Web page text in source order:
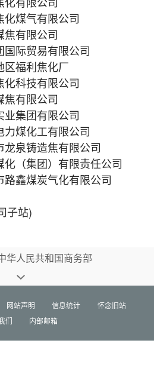
煤气有限公司
有限公司
际贸易有限公司
福利焦化厂
科技有限公司
有限公司
集团有限公司
煤化工有限公司
泉铸造焦有限公司
（集团）有限责任公司
鑫煤炭气化有限公司
子站)
华人民共和国商务部
网站声明 信息统计
怀念旧站
们
内部邮箱